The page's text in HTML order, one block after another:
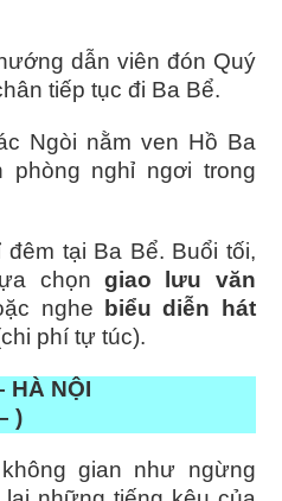
dẫn viên đón Quý
tiếp tục đi Ba Bể.
Ngòi nằm ven Hồ Ba
phòng nghỉ ngơi trong
tại Ba Bể. Buổi tối,
chọngiao lưu văn
nghe biểu diễn hát
phí tự túc).
BỂ – HÀ NỘI
)
gian như ngừng